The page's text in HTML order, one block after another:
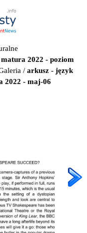
2022 - poziom
/ arkusz - język
2022 - maj-06